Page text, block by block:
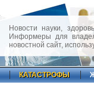
Новости науки,
Информеры для
новостной сайт,
КАТАСТРОФЫ